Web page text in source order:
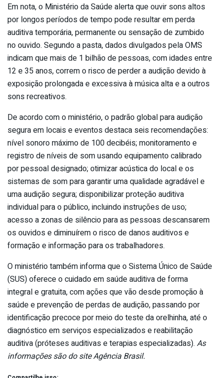
Em nota, o Ministério da Saúde alerta que ouvir sons altos
por longos períodos de tempo pode resultar em perda
auditiva temporária, permanente ou sensação de zumbido
no ouvido. Segundo a pasta, dados divulgados pela OMS
indicam que mais de 1 bilhão de pessoas, com idades entre
12 e 35 anos, correm o risco de perder a audição devido à
exposição prolongada e excessiva à música alta e a outros
sons recreativos.
De acordo com o ministério, o padrão global para audição
segura em locais e eventos destaca seis recomendações:
nível sonoro máximo de 100 decibéis; monitoramento e
registro de níveis de som usando equipamento calibrado
por pessoal designado; otimizar acústica do local e os
sistemas de som para garantir uma qualidade agradável e
uma audição segura; disponibilizar proteção auditiva
individual para o público, incluindo instruções de uso;
acesso a zonas de silêncio para as pessoas descansarem
os ouvidos e diminuírem o risco de danos auditivos e
formação e informação para os trabalhadores.
O ministério também informa que o Sistema Único de Saúde
(SUS) oferece o cuidado em saúde auditiva de forma
integral e gratuita, com ações que vão desde promoção à
saúde e prevenção de perdas de audição, passando por
identificação precoce por meio do teste da orelhinha, até o
diagnóstico em serviços especializados e reabilitação
auditiva (próteses auditivas e terapias especializadas). As
informações são do site Agência Brasil.